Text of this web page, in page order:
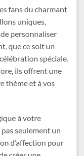
fans du charmant
uniques,
personnaliser
que ce soit un
spéciale.
ils offrent une
thème et à vos
à votre
seulement un
d’affection pour